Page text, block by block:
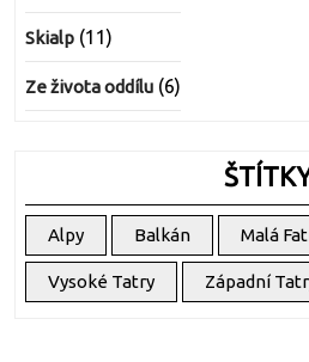
Skialp (11)
Ze života oddílu (6)
Alpy Balkán Malá
Vysoké Tatry Západní